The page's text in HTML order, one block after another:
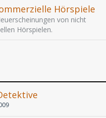
Hörspiele
von nicht
Hörspielen.